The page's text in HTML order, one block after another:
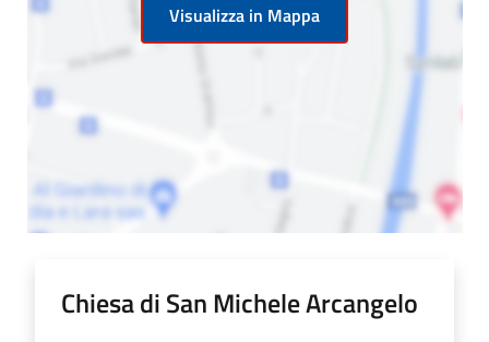
Visualizza in Mappa
Chiesa di San Michele Arcangelo